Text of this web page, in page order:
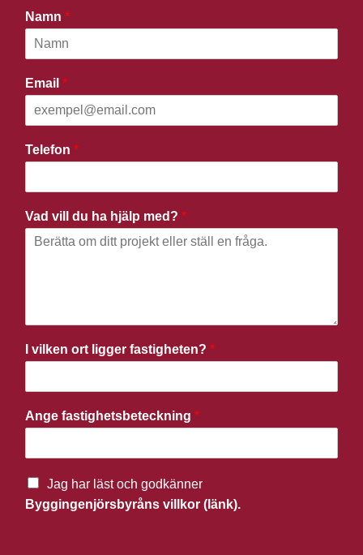
Namn *
Email *
Telefon *
Vad vill du ha hjälp med? *
I vilken ort ligger fastigheten? *
Ange fastighetsbeteckning *
Jag har läst och godkänner
Byggingenjörsbyråns villkor (länk).